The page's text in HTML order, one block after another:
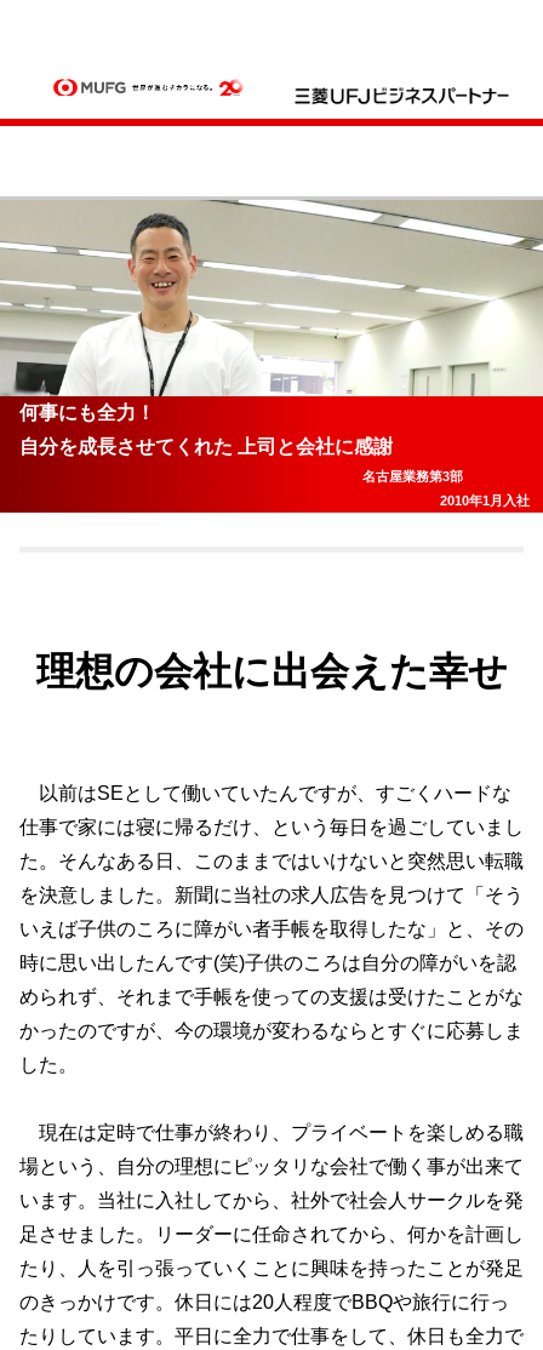
何事にも全力！
自分を成長させてくれた 上司と会社に感謝
名古屋業務第3部
2010年1月入社
理想の会社に出会えた幸せ
以前はSEとして働いていたんですが、すごくハードな
仕事で家には寝に帰るだけ、という毎日を過ごしていまし
た。そんなある日、このままではいけないと突然思い転職
を決意しました。新聞に当社の求人広告を見つけて「そう
いえば子供のころに障がい者手帳を取得したな」と、その
時に思い出したんです(笑)子供のころは自分の障がいを認
められず、それまで手帳を使っての支援は受けたことがな
かったのですが、今の環境が変わるならとすぐに応募しま
した。
現在は定時で仕事が終わり、プライベートを楽しめる職
場という、自分の理想にピッタリな会社で働く事が出来て
います。当社に入社してから、社外で社会人サークルを発
足させました。リーダーに任命されてから、何かを計画し
たり、人を引っ張っていくことに興味を持ったことが発足
のきっかけです。休日には20人程度でBBQや旅行に行っ
たりしています。平日に全力で仕事をして、休日も全力で